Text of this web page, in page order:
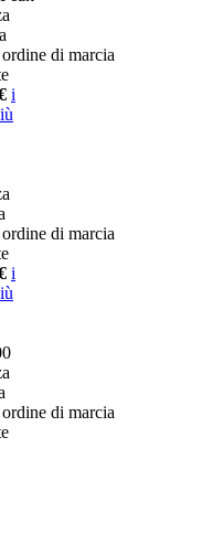
di marcia
i
di marcia
i
di marcia